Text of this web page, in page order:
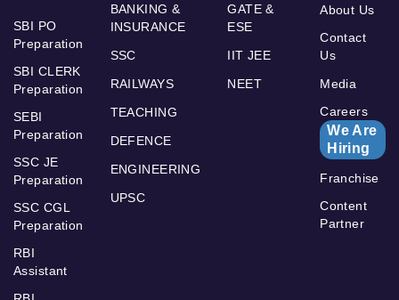
SBI PO
Preparation
SBI CLERK
Preparation
SEBI
Preparation
SSC JE
Preparation
SSC CGL
Preparation
RBI
Assistant
BANKING &
INSURANCE
SSC
RAILWAYS
TEACHING
DEFENCE
ENGINEERING
UPSC
GATE &
ESE
IIT JEE
NEET
About Us
Contact
Us
Media
Careers
We Are
Hiring
Franchise
Content
Partner